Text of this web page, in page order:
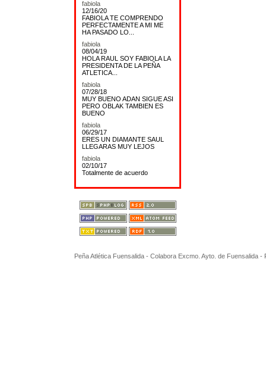
fabiola
12/16/20
FABIOLA TE COMPRENDO
PERFECTAMENTE A MI ME
HA PASADO LO...
fabiola
08/04/19
HOLA RAUL SOY FABIOLA LA
PRESIDENTA DE LA PEÑA
ATLETICA...
fabiola
07/28/18
MUY BUENO ADAN SIGUE ASI
PERO OBLAK TAMBIEN ES
BUENO
fabiola
06/29/17
ERES UN DIAMANTE SAUL
LLEGARAS MUY LEJOS
fabiola
02/10/17
Totalmente de acuerdo
Peña Atlética Fuensalida - Colabora Excmo. Ayto. de Fuensalida